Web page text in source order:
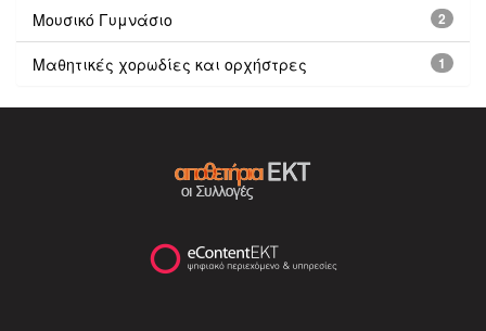
2
Μουσικό Γυμνάσιο
1
Μαθητικές χορωδίες και ορχήστρες